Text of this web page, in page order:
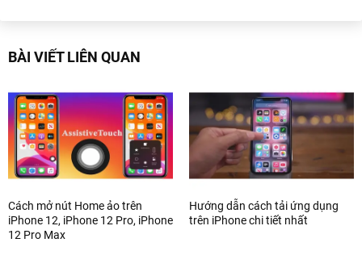
BÀI VIẾT LIÊN QUAN
Cách mở nút Home ảo trên
iPhone 12, iPhone 12 Pro, iPhone
12 Pro Max
Hướng dẫn cách tải ứng dụng
trên iPhone chi tiết nhất